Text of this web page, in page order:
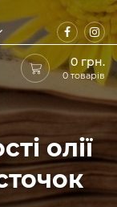
0 грн.
0 товарів
олії